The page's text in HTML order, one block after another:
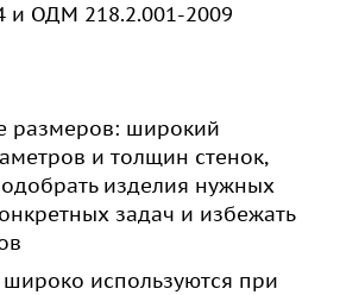
и ОДМ 218.2.001-2009
размеров: широкий
и толщин стенок,
изделия нужных
задач и избежать
используются при